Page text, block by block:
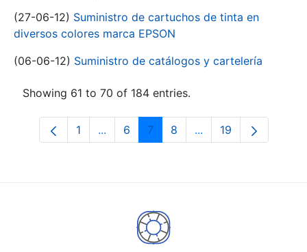
(27-06-12) Suministro de cartuchos de tinta en
diversos colores marca EPSON
(06-06-12) Suministro de catálogos y cartelería
Showing 61 to 70 of 184 entries.
Page
1 ...Intermediate Pages Use TAB to
Page
6 Page
7 Page
8 ...Intermediate Pages
Page
19